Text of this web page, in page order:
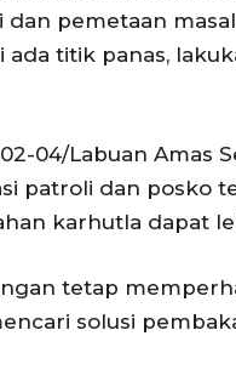
pemetaan
titik panas,
04/Labuan Amas
patroli dan posko
karhutla dapat
tetap
solusi